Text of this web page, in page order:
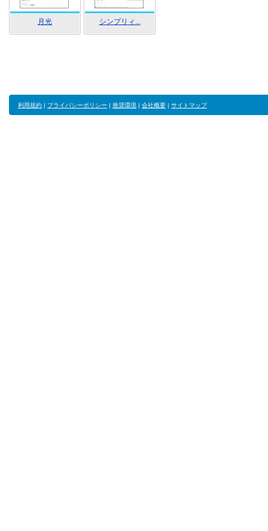
月光 シンプリィ...
利用規約 | プライバシーポリシー | 推奨環境 | 会社概要 | サイトマップ